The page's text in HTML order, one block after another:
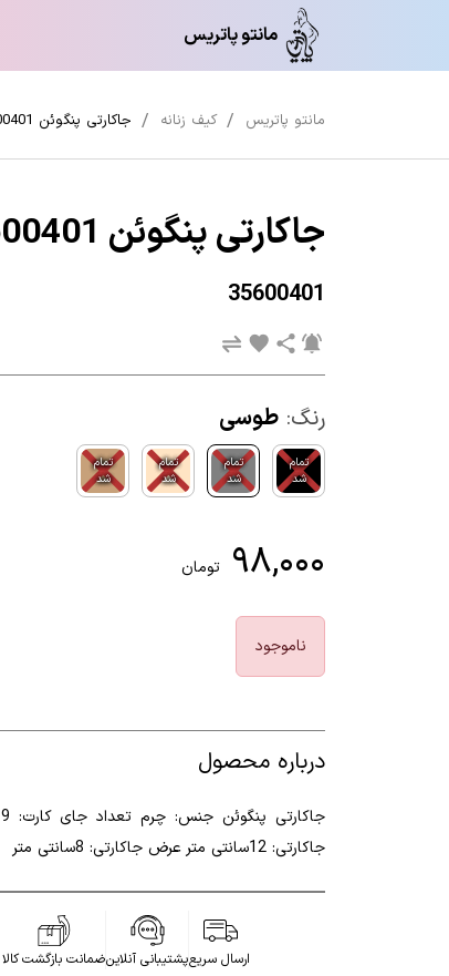
مانتو پاتریس
مانتو پاتریس کیف زنانه جاکارتی پنگوئن 35600401
جاکارتی پنگوئن 35600401
35600401
رنگ: طوسی
تمام
شد
تمام
شد
تمام
شد
تمام
شد
۹۸,۰۰۰ تومان
ناموجود
درباره محصول
جاکارتی: 12سانتی متر عرض جاکارتی: 8سانتی متر
ارسال سریعپشتیبانی آنلاینضمانت بازگشت کالا